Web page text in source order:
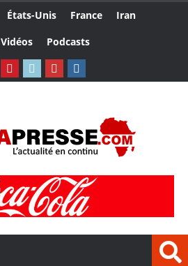
États-Unis France
Iran
Vidéos Podcasts